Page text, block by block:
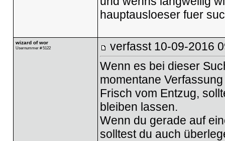
hauptausloeser fuer
wizard of wor
Usernummer # 5122 verfasst 10-09-2016
Wenn es bei dieser
momentane
Frisch vom Entzug,
bleiben lassen.
Wenn du gerade auf
solltest du auch